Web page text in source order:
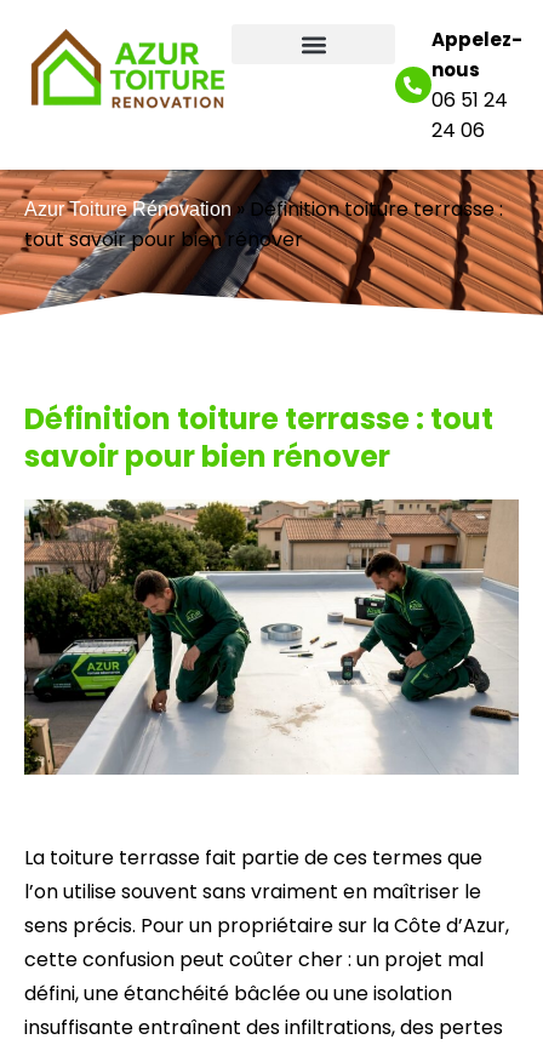
Appelez-
nous
06 51 24
24 06
Azur Toiture Rénovation» Définition toiture terrasse :
tout savoir pour bien rénover
Définition toiture terrasse : tout
savoir pour bien rénover
La toiture terrasse fait partie de ces termes que
l’on utilise souvent sans vraiment en maîtriser le
sens précis. Pour un propriétaire sur la Côte d’Azur,
cette confusion peut coûter cher : un projet mal
défini, une étanchéité bâclée ou une isolation
insuffisante entraînent des infiltrations, des pertes